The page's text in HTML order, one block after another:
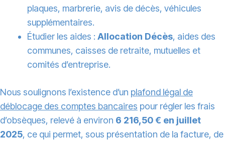
plaques, marbrerie, avis de décès, véhicules
supplémentaires.
Étudier les aides : Allocation Décès, aides des
communes, caisses de retraite, mutuelles et
comités d’entreprise.
Nous soulignons l’existence d’un plafond légal de
déblocage des comptes bancaires pour régler les frais
d’obsèques, relevé à environ 6 216,50 € en juillet
2025, ce qui permet, sous présentation de la facture, de